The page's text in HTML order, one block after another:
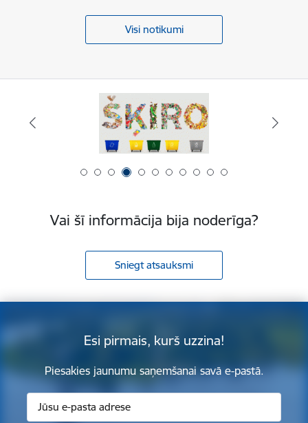
Visi notikumi
Vai šī informācija bija noderīga?
Sniegt atsauksmi
Esi pirmais, kurš uzzina!
Piesakies jaunumu saņemšanai savā e-pastā.